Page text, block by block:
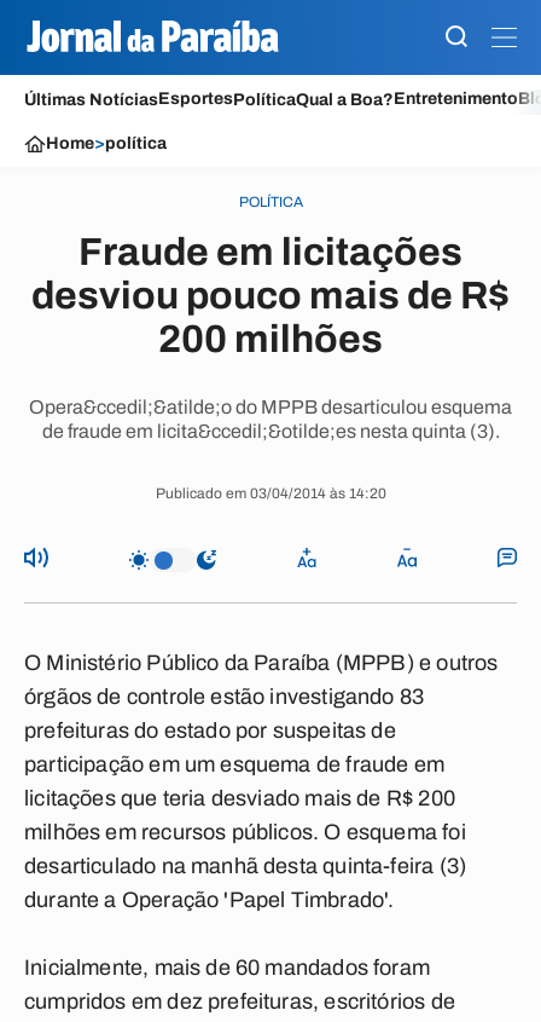
Últimas NotíciasEsportesPolíticaQual a Boa?Entretenimento
Home>política
POLÍTICA
Fraude em licitações
desviou pouco mais de R$
200 milhões
Opera&ccedil;&atilde;o do MPPB desarticulou esquema
de fraude em licita&ccedil;&otilde;es nesta quinta (3).
Publicado em 03/04/2014 às 14:20
O Ministério Público da Paraíba (MPPB) e outros
órgãos de controle estão investigando 83
prefeituras do estado por suspeitas de
participação em um esquema de fraude em
licitações que teria desviado mais de R$ 200
milhões em recursos públicos. O esquema foi
desarticulado na manhã desta quinta-feira (3)
durante a Operação 'Papel Timbrado'.
Inicialmente, mais de 60 mandados foram
cumpridos em dez prefeituras, escritórios de